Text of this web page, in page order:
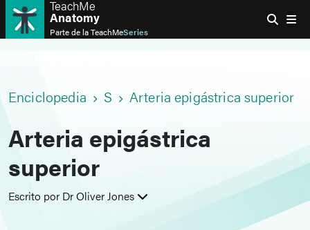
TeachMe
Anatomy
Parte de laTeachMeSeries
Enciclopedia S Arteria epigástrica superior
Arteria epigástrica
superior
Escrito por Dr Oliver Jones